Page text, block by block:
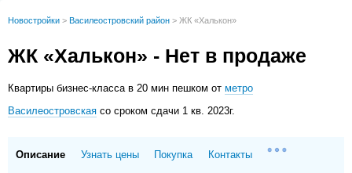
Новостройки > Василеостровский район > ЖК «Халькон»
ЖК «Халькон» - Нет в продаже
Квартиры бизнес-класса в 20 мин пешком отметро
Василеостровская со сроком сдачи 1 кв. 2023г.
Описание Узнать цены Покупка Контакты